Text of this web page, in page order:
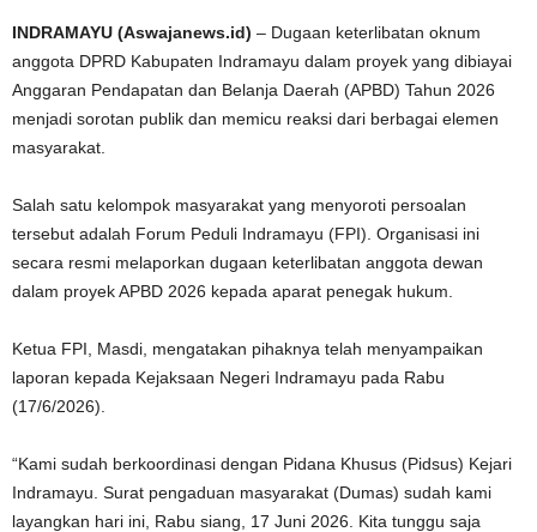
INDRAMAYU (Aswajanews.id) – Dugaan keterlibatan oknum
anggota DPRD Kabupaten Indramayu dalam proyek yang dibiayai
Anggaran Pendapatan dan Belanja Daerah (APBD) Tahun 2026
menjadi sorotan publik dan memicu reaksi dari berbagai elemen
masyarakat.
Salah satu kelompok masyarakat yang menyoroti persoalan
tersebut adalah Forum Peduli Indramayu (FPI). Organisasi ini
secara resmi melaporkan dugaan keterlibatan anggota dewan
dalam proyek APBD 2026 kepada aparat penegak hukum.
Ketua FPI, Masdi, mengatakan pihaknya telah menyampaikan
laporan kepada Kejaksaan Negeri Indramayu pada Rabu
(17/6/2026).
“Kami sudah berkoordinasi dengan Pidana Khusus (Pidsus) Kejari
Indramayu. Surat pengaduan masyarakat (Dumas) sudah kami
layangkan hari ini, Rabu siang, 17 Juni 2026. Kita tunggu saja